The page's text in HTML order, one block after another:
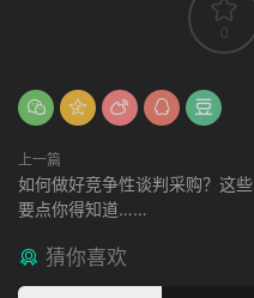
0
上一篇
如何做好竞争性谈判采购？这些
要点你得知道……
猜你喜欢